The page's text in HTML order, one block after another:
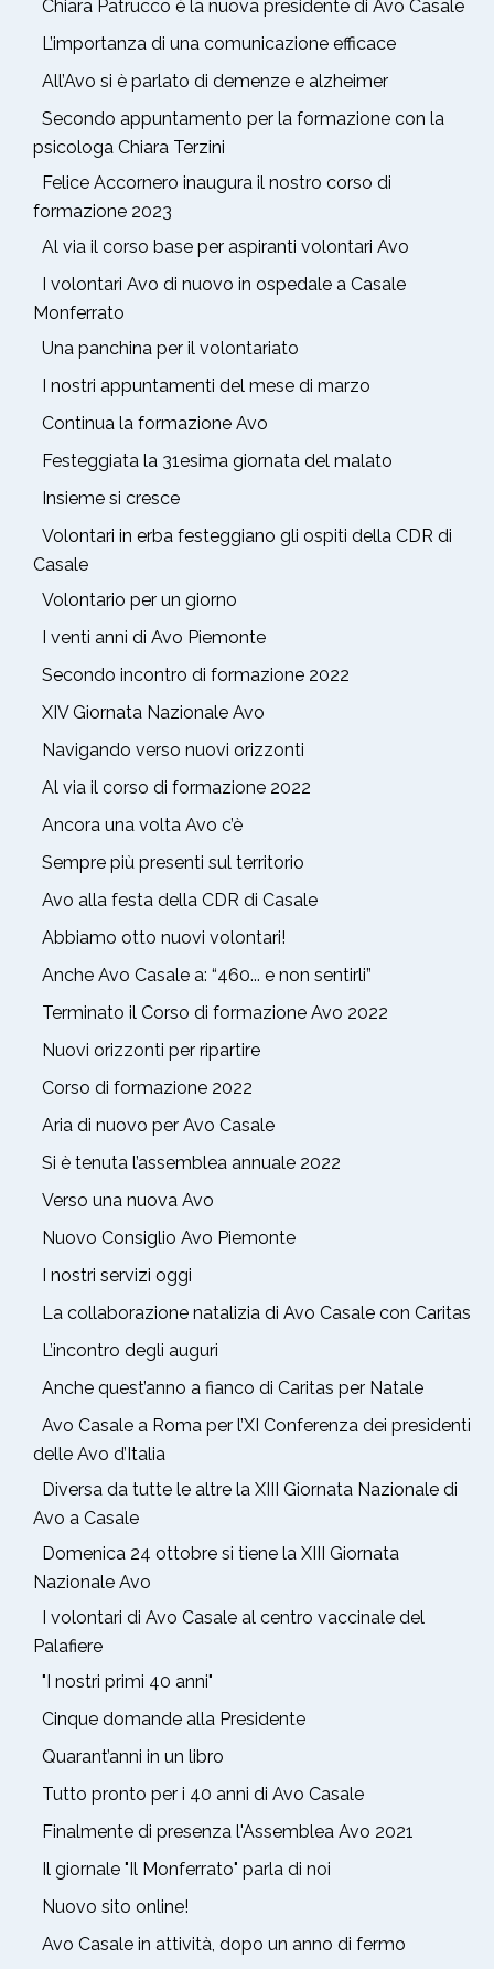
Chiara Patrucco è la nuova presidente di Avo Casale
L’importanza di una comunicazione efficace
All’Avo si è parlato di demenze e alzheimer
Secondo appuntamento per la formazione con la
psicologa Chiara Terzini
Felice Accornero inaugura il nostro corso di
formazione 2023
Al via il corso base per aspiranti volontari Avo
I volontari Avo di nuovo in ospedale a Casale
Monferrato
Una panchina per il volontariato
I nostri appuntamenti del mese di marzo
Continua la formazione Avo
Festeggiata la 31esima giornata del malato
Insieme si cresce
Volontari in erba festeggiano gli ospiti della CDR di
Casale
Volontario per un giorno
I venti anni di Avo Piemonte
Secondo incontro di formazione 2022
XIV Giornata Nazionale Avo
Navigando verso nuovi orizzonti
Al via il corso di formazione 2022
Ancora una volta Avo c’è
Sempre più presenti sul territorio
Avo alla festa della CDR di Casale
Abbiamo otto nuovi volontari!
Anche Avo Casale a: “460... e non sentirli”
Terminato il Corso di formazione Avo 2022
Nuovi orizzonti per ripartire
Corso di formazione 2022
Aria di nuovo per Avo Casale
Si è tenuta l’assemblea annuale 2022
Verso una nuova Avo
Nuovo Consiglio Avo Piemonte
I nostri servizi oggi
La collaborazione natalizia di Avo Casale con Caritas
L’incontro degli auguri
Anche quest’anno a fianco di Caritas per Natale
Avo Casale a Roma per l’XI Conferenza dei presidenti
delle Avo d’Italia
Diversa da tutte le altre la XIII Giornata Nazionale di
Avo a Casale
Domenica 24 ottobre si tiene la XIII Giornata
Nazionale Avo
I volontari di Avo Casale al centro vaccinale del
Palafiere
"I nostri primi 40 anni"
Cinque domande alla Presidente
Quarant’anni in un libro
Tutto pronto per i 40 anni di Avo Casale
Finalmente di presenza l'Assemblea Avo 2021
Il giornale "Il Monferrato" parla di noi
Nuovo sito online!
Avo Casale in attività, dopo un anno di fermo